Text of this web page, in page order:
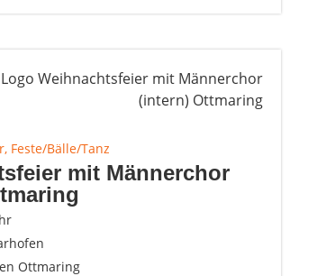
Feste/Bälle/Tanz
mit Männerchor
Ottmaring